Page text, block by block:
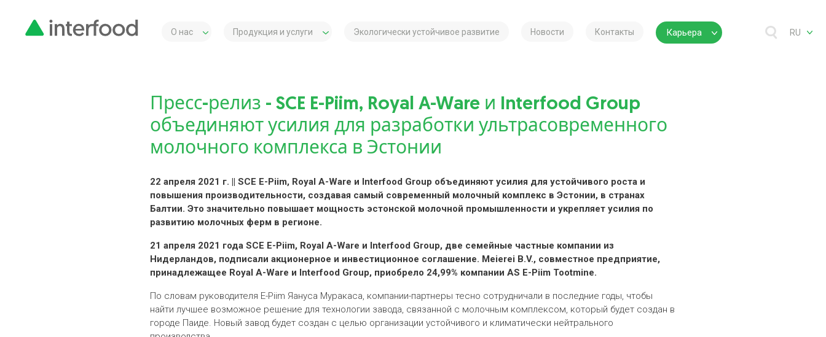
О нас Продукция и услуги Экологически устойчивое развитие Новости Контакты Карьера RU
Пресс-релиз - SCE E-Piim, Royal A-Ware и Interfood Group
объединяют усилия для разработки ультрасовременного
молочного комплекса в Эстонии
22 апреля 2021 г. || SCE E-Piim, Royal A-Ware и Interfood Group объединяют усилия для устойчивого роста и
повышения производительности, создавая самый современный молочный комплекс в Эстонии, в странах
Балтии. Это значительно повышает мощность эстонской молочной промышленности и укрепляет усилия по
развитию молочных ферм в регионе.
21 апреля 2021 года SCE E-Piim, Royal A-Ware и Interfood Group, две семейные частные компании из
Нидерландов, подписали акционерное и инвестиционное соглашение. Meierei B.V., совместное предприятие,
принадлежащее Royal A-Ware и Interfood Group, приобрело 24,99% компании AS E-Piim Tootmine.
По словам руководителя E-Piim Яануса Муракаса, компании-партнеры тесно сотрудничали в последние годы, чтобы
найти лучшее возможное решение для технологии завода, связанной с молочным комплексом, который будет создан в
городе Паиде. Новый завод будет создан с целью организации устойчивого и климатически нейтрального